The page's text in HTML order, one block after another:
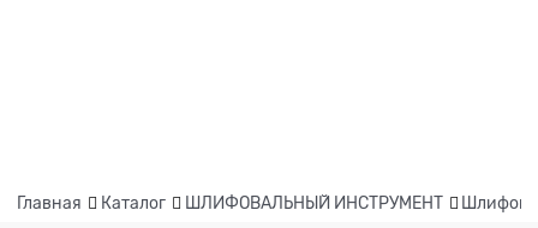
Главная Каталог ШЛИФОВАЛЬНЫЙ ИНСТРУМЕНТ